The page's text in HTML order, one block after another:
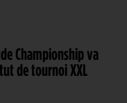
Championship va
de tournoi XXL